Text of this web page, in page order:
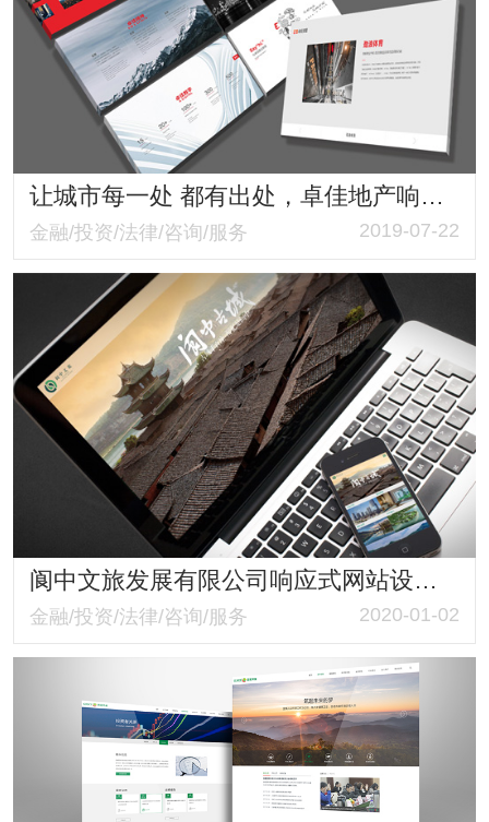
让城市每一处 都有出处，卓佳地产响应式网站
金融/投资/法律/咨询/服务 2019-07-22
阆中文旅发展有限公司响应式网站设计与建设案例
金融/投资/法律/咨询/服务 2020-01-02